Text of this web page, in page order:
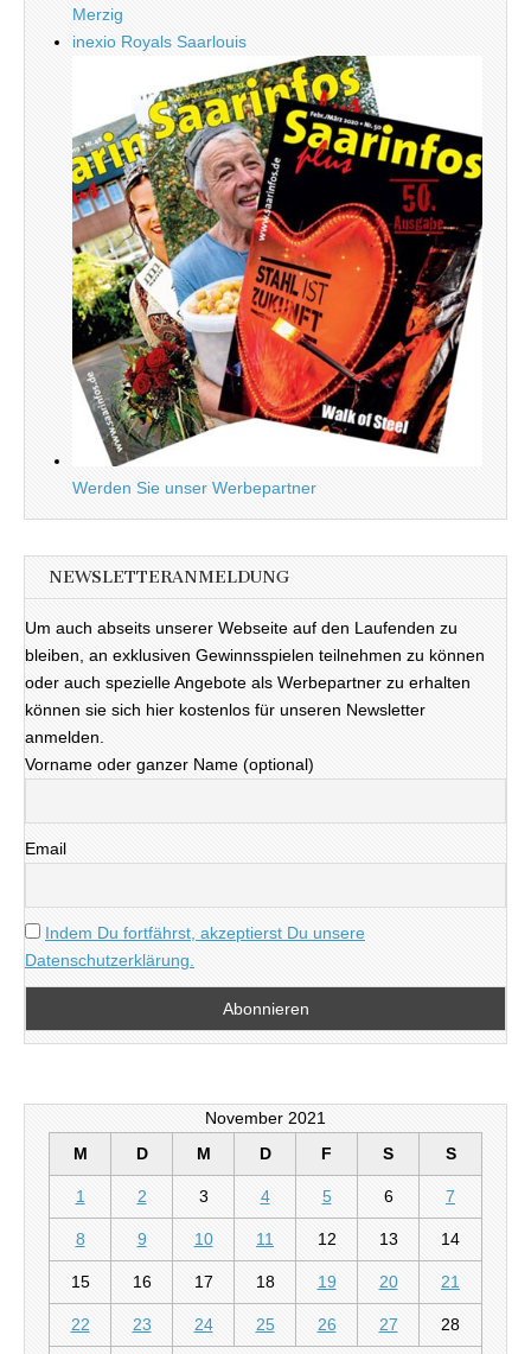
Merzig
inexio Royals Saarlouis
Werden Sie unser Werbepartner
NEWSLETTERANMELDUNG
Um auch abseits unserer Webseite auf den Laufenden zu
bleiben, an exklusiven Gewinnsspielen teilnehmen zu können
oder auch spezielle Angebote als Werbepartner zu erhalten
können sie sich hier kostenlos für unseren Newsletter
anmelden.
Vorname oder ganzer Name (optional)
Email
Indem Du fortfährst, akzeptierst Du unsere
Datenschutzerklärung.
November 2021
M
D M D F S S
1 2 3 4 5 6 7
8 9 10 11 12 13 14
15 16 17 18 19 20 21
22 23 24 25 26 27 28